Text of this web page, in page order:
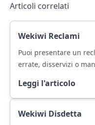
Articoli correlati
Wekiwi Reclami
Puoi presentare un
errate, disservizi o
Leggi l'articolo
Wekiwi Disdetta